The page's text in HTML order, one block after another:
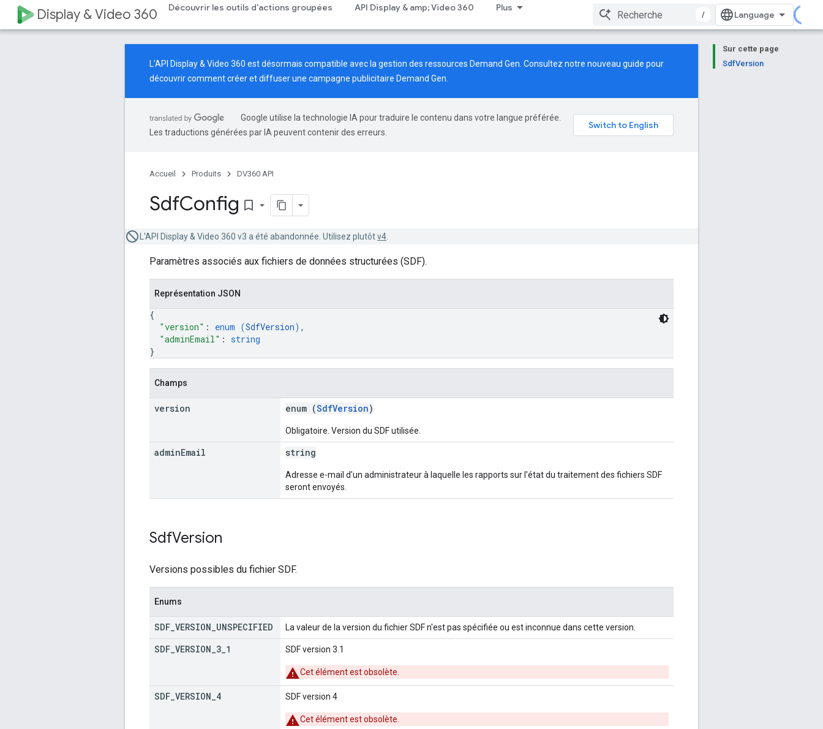
Display & Video 360 Découvrir les outils d'actions groupées API Display & amp; Video 360 Plus
/
Sur cette page
SdfVersion
L'API Display & Video 360 est désormais compatible avec la gestion des ressources Demand Gen. Consultez notre nouveau guide pour
découvrir comment créer et diffuser une campagne publicitaire Demand Gen.
Google utilise la technologie IA pour traduire le contenu dans votre langue préférée.
Les traductions générées par IA peuvent contenir des erreurs.
Accueil Produits DV360 API
SdfConfig bookmark_border
L'API Display & Video 360 v3 a été abandonnée. Utilisez plutôtv4
Paramètres associés aux fichiers de données structurées (SDF).
Représentation JSON
{
"version" : enum (SdfVersion) ,
"adminEmail" : string
}
Champs
version enum (SdfVersion)
Obligatoire. Version du SDF utilisée.
adminEmail string
Adresse e-mail d'un administrateur à laquelle les rapports sur l'état du traitement des fichiers SDF
seront envoyés.
SdfVersion
Versions possibles du fichier SDF.
Enums
SDF VERSION UNSPECIFIED La valeur de la version du fichier SDF n'est pas spécifiée ou est inconnue dans cette version.
SDF VERSION 3 1 SDF version 3.1
Cet élément est obsolète.
SDF VERSION 4 SDF version 4
Cet élément est obsolète.